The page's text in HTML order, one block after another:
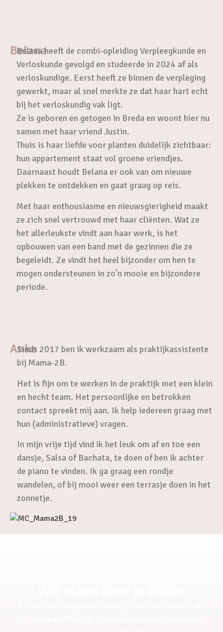
Belana
Belana heeft de combi-opleiding Verpleegkunde en
Verloskunde gevolgd en studeerde in 2024 af als
verloskundige. Eerst heeft ze binnen de verpleging
gewerkt, maar al snel merkte ze dat haar hart echt
bij het verloskundig vak ligt.
Ze is geboren en getogen in Breda en woont hier nu
samen met haar vriend Justin.
Thuis is haar liefde voor planten duidelijk zichtbaar:
hun appartement staat vol groene vriendjes.
Daarnaast houdt Belana er ook van om nieuwe
plekken te ontdekken en gaat graag op reis.
Met haar enthousiasme en nieuwsgierigheid maakt
ze zich snel vertrouwd met haar cliënten. Wat ze
het allerleukste vindt aan haar werk, is het
opbouwen van een band met de gezinnen die ze
begeleidt. Ze vindt het heel bijzonder om hen te
mogen ondersteunen in zo’n mooie en bijzondere
periode.
Anke
Sinds 2017 ben ik werkzaam als praktijkassistente
bij Mama-2B.
Het is fijn om te werken in de praktijk met een klein
en hecht team. Het persoonlijke en betrokken
contact spreekt mij aan. Ik help iedereen graag met
hun (administratieve) vragen.
In mijn vrije tijd vind ik het leuk om af en toe een
dansje, Salsa of Bachata, te doen of ben ik achter
de piano te vinden. Ik ga graag een rondje
wandelen, of bij mooi weer een terrasje doen in het
zonnetje.